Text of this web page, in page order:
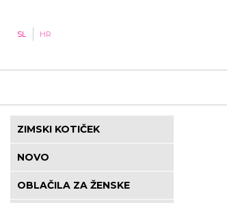
SL HR
ZIMSKI KOTIČEK
NOVO
OBLAČILA ZA ŽENSKE